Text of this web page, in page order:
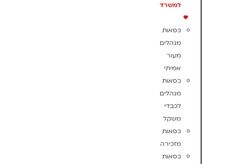
למשרד
כסאות
מנהלים
מעור
אמיתי
כסאות
מנהלים
לכבדי
משקל
כסאות
מזכירה
כסאות